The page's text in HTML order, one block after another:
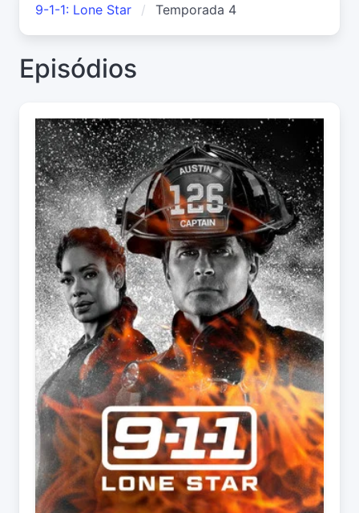
9-1-1: Lone Star Temporada 4
Episódios